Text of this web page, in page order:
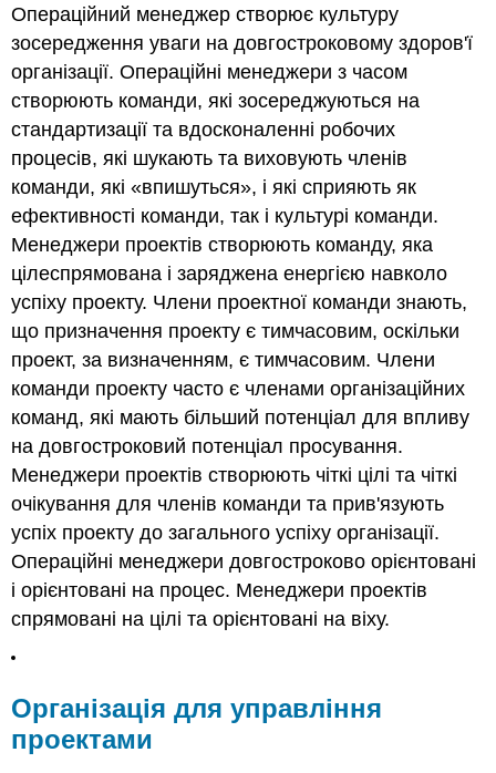
Операційний менеджер створює культуру
зосередження уваги на довгостроковому здоров'ї
організації. Операційні менеджери з часом
створюють команди, які зосереджуються на
стандартизації та вдосконаленні робочих
процесів, які шукають та виховують членів
команди, які «впишуться», і які сприяють як
ефективності команди, так і культурі команди.
Менеджери проектів створюють команду, яка
цілеспрямована і заряджена енергією навколо
успіху проекту. Члени проектної команди знають,
що призначення проекту є тимчасовим, оскільки
проект, за визначенням, є тимчасовим. Члени
команди проекту часто є членами організаційних
команд, які мають більший потенціал для впливу
на довгостроковий потенціал просування.
Менеджери проектів створюють чіткі цілі та чіткі
очікування для членів команди та прив'язують
успіх проекту до загального успіху організації.
Операційні менеджери довгостроково орієнтовані
і орієнтовані на процес. Менеджери проектів
спрямовані на цілі та орієнтовані на віху.
Організація для управління
проектами